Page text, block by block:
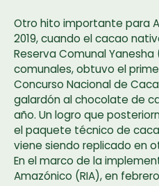
Otro hito importante para
2019, cuando el cacao
Reserva Comunal Yanesha
comunales, obtuvo el
Concurso Nacional de
galardón al chocolate de
año. Un logro que
el paquete técnico de
viene siendo replicado en
En el marco de la
Amazónico (RIA), en